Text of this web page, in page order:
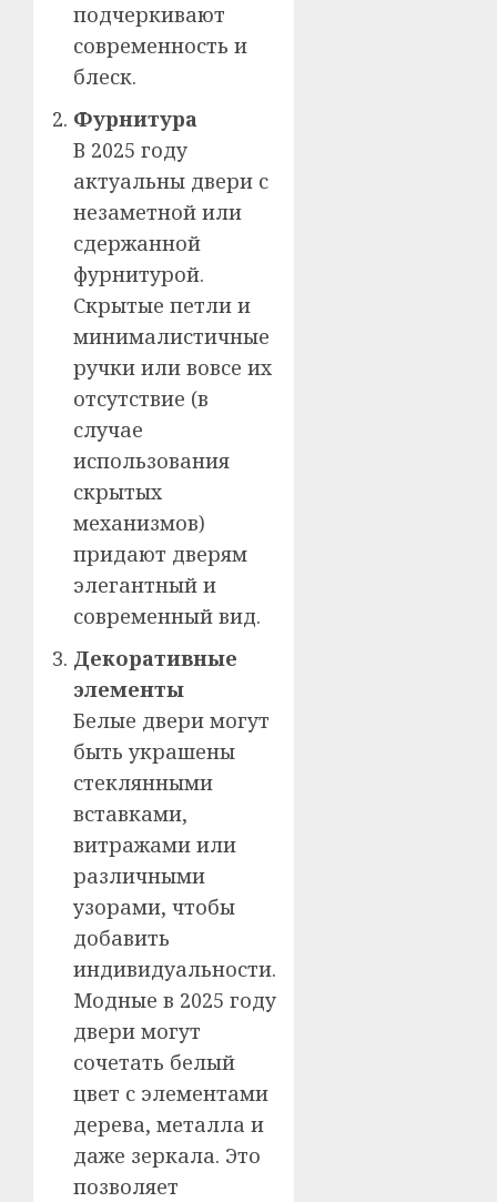
подчеркивают
современность и
блеск.
Фурнитура
В 2025 году
актуальны двери с
незаметной или
сдержанной
фурнитурой.
Скрытые петли и
минималистичные
ручки или вовсе их
отсутствие (в
случае
использования
скрытых
механизмов)
придают дверям
элегантный и
современный вид.
Декоративные
элементы
Белые двери могут
быть украшены
стеклянными
вставками,
витражами или
различными
узорами, чтобы
добавить
индивидуальности.
Модные в 2025 году
двери могут
сочетать белый
цвет с элементами
дерева, металла и
даже зеркала. Это
позволяет